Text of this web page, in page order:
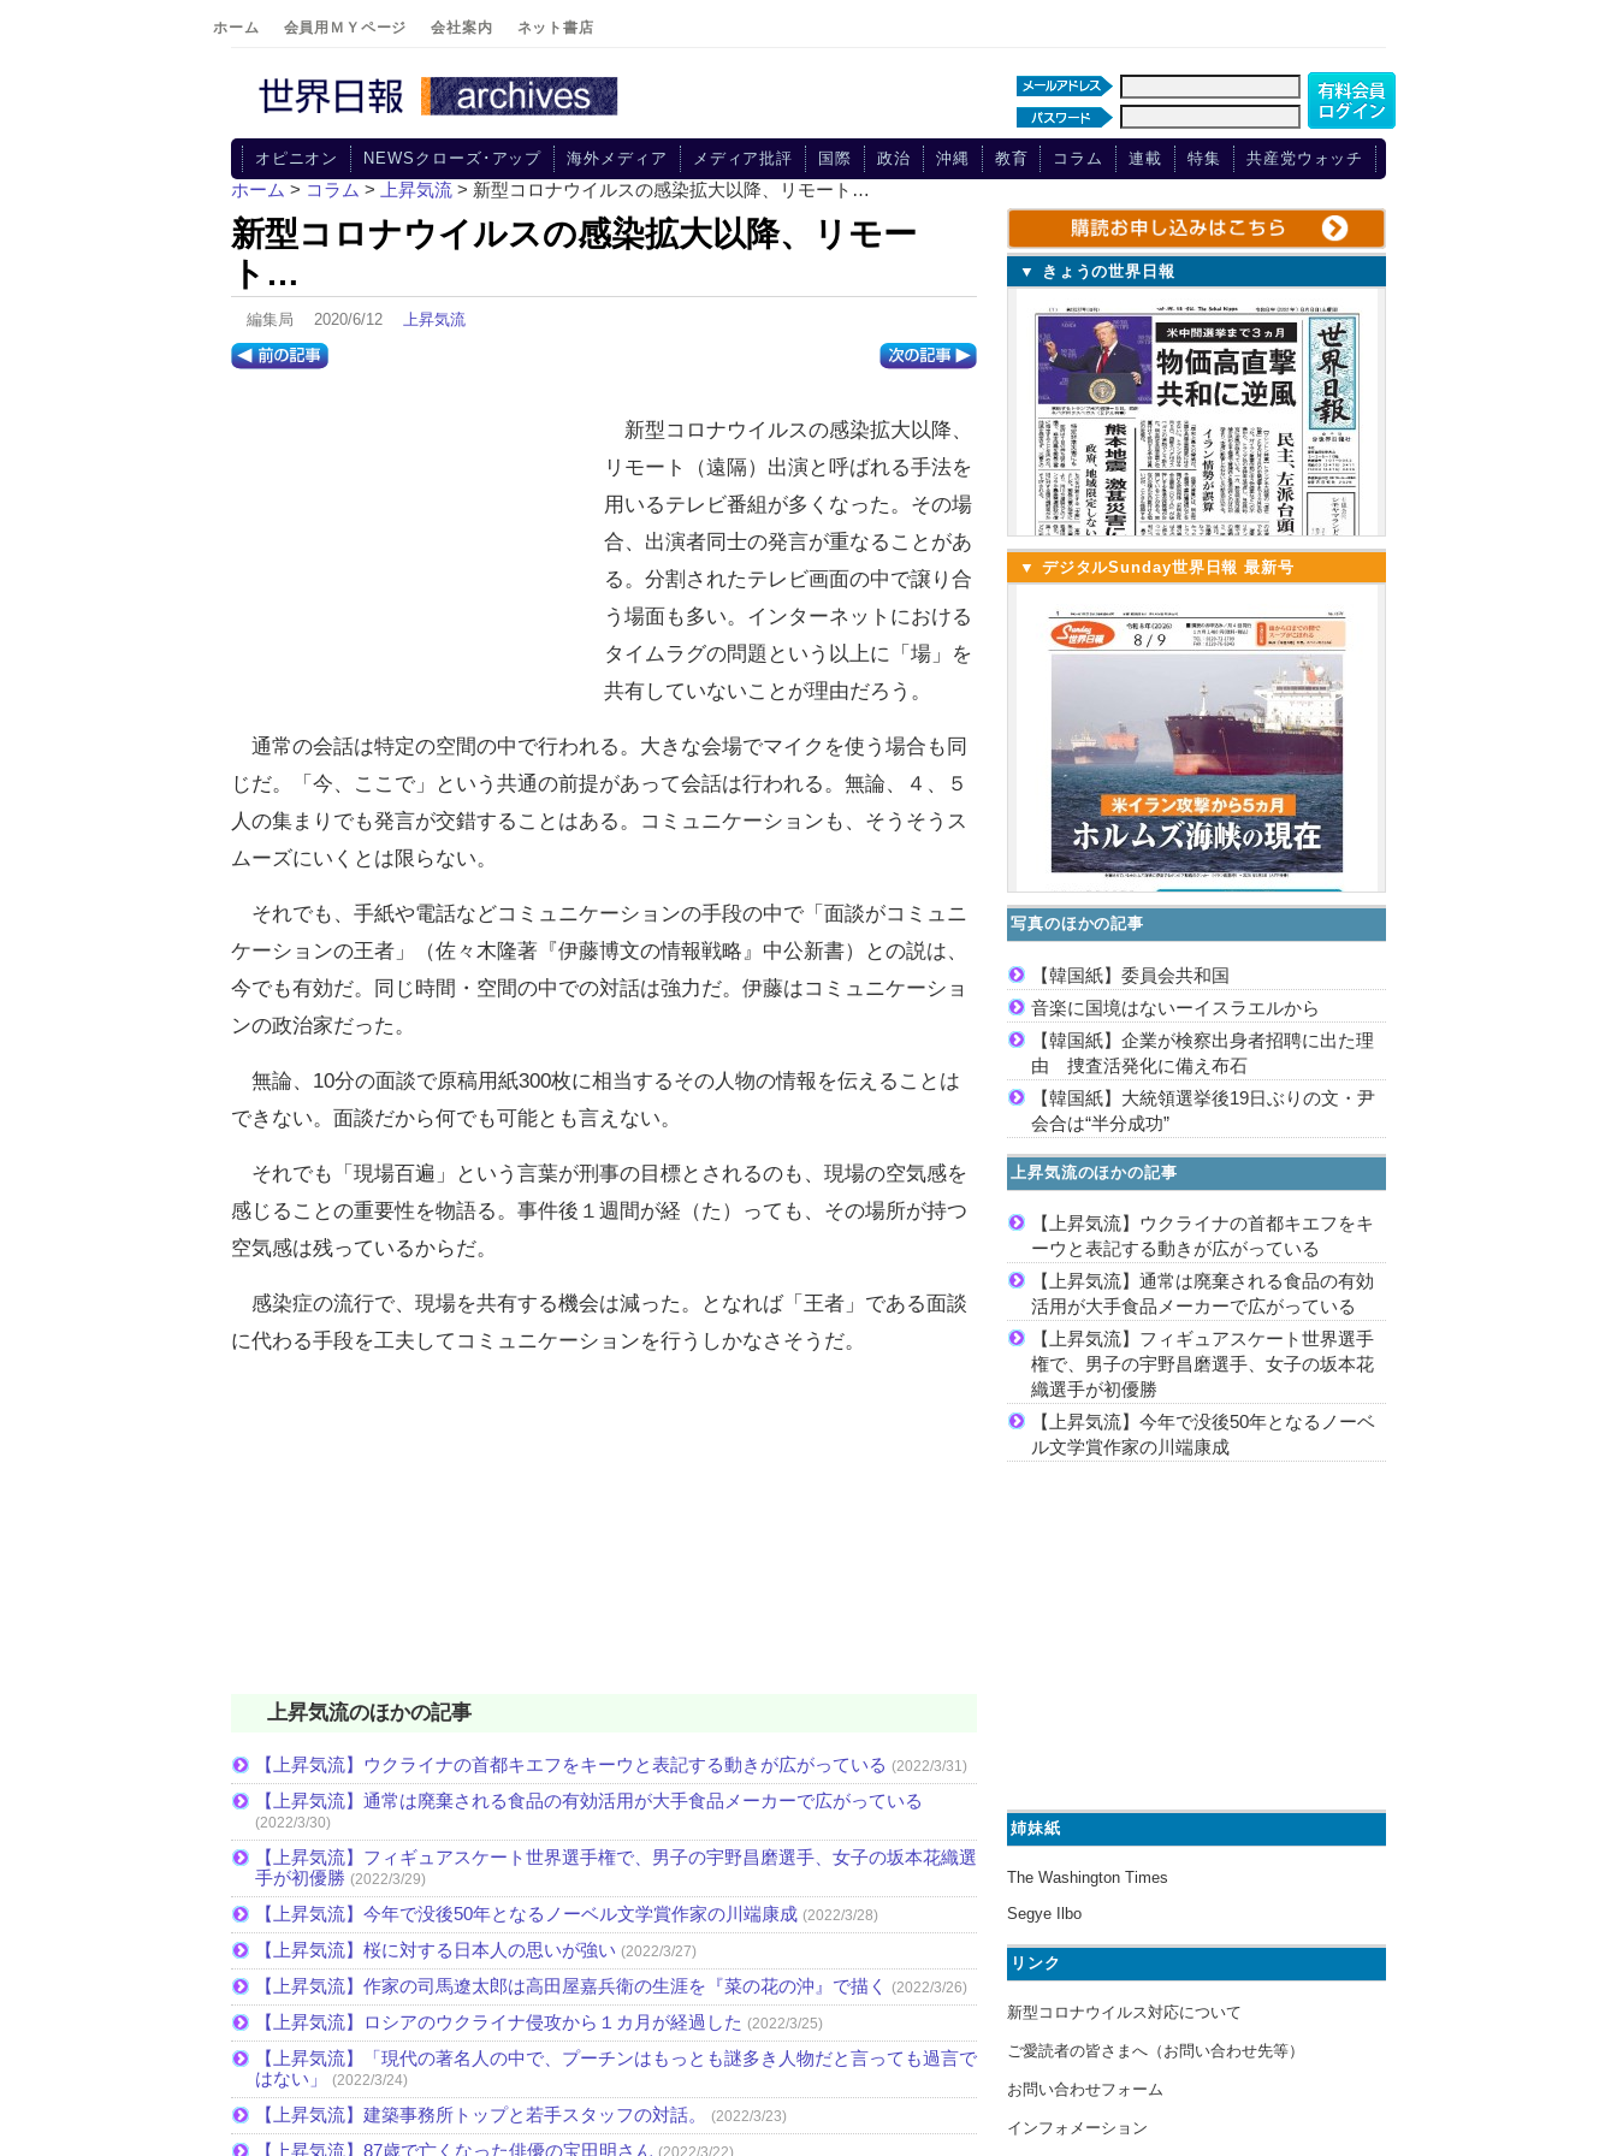
ホーム 会員用ＭＹページ 会社案内 ネット書店
オピニオン NEWSクローズ･アップ 海外メディア メディア批評 国際 政治 沖縄 教育 コラム 連載 特集 共産党ウォッチ
ホーム > コラム > 上昇気流 > 新型コロナウイルスの感染拡大以降、リモート…
新型コロナウイルスの感染拡大以降、リモー
ト…
編集局 2020/6/12 上昇気流
新型コロナウイルスの感染拡大以降、
リモート（遠隔）出演と呼ばれる手法を
用いるテレビ番組が多くなった。その場
合、出演者同士の発言が重なることがあ
る。分割されたテレビ画面の中で譲り合
う場面も多い。インターネットにおける
タイムラグの問題という以上に「場」を
共有していないことが理由だろう。
通常の会話は特定の空間の中で行われる。大きな会場でマイクを使う場合も同
じだ。「今、ここで」という共通の前提があって会話は行われる。無論、４、５
人の集まりでも発言が交錯することはある。コミュニケーションも、そうそうス
ムーズにいくとは限らない。
それでも、手紙や電話などコミュニケーションの手段の中で「面談がコミュニ
ケーションの王者」（佐々木隆著『伊藤博文の情報戦略』中公新書）との説は、
今でも有効だ。同じ時間・空間の中での対話は強力だ。伊藤はコミュニケーショ
ンの政治家だった。
無論、10分の面談で原稿用紙300枚に相当するその人物の情報を伝えることは
できない。面談だから何でも可能とも言えない。
それでも「現場百遍」という言葉が刑事の目標とされるのも、現場の空気感を
感じることの重要性を物語る。事件後１週間が経（た）っても、その場所が持つ
空気感は残っているからだ。
感染症の流行で、現場を共有する機会は減った。となれば「王者」である面談
に代わる手段を工夫してコミュニケーションを行うしかなさそうだ。
上昇気流のほかの記事
【上昇気流】ウクライナの首都キエフをキーウと表記する動きが広がっている (2022/3/31)
【上昇気流】通常は廃棄される食品の有効活用が大手食品メーカーで広がっている
(2022/3/30)
【上昇気流】フィギュアスケート世界選手権で、男子の宇野昌磨選手、女子の坂本花織選
手が初優勝 (2022/3/29)
【上昇気流】今年で没後50年となるノーベル文学賞作家の川端康成 (2022/3/28)
【上昇気流】桜に対する日本人の思いが強い (2022/3/27)
【上昇気流】作家の司馬遼太郎は高田屋嘉兵衛の生涯を『菜の花の沖』で描く (2022/3/26)
【上昇気流】ロシアのウクライナ侵攻から１カ月が経過した (2022/3/25)
【上昇気流】「現代の著名人の中で、プーチンはもっとも謎多き人物だと言っても過言で
はない」
(2022/3/24)
【上昇気流】建築事務所トップと若手スタッフの対話。 (2022/3/23)
【上昇気流】87歳で亡くなった俳優の宝田明さん (2022/3/22)
▼ きょうの世界日報
▼ デジタルSunday世界日報 最新号
写真のほかの記事
【韓国紙】委員会共和国
音楽に国境はないーイスラエルから
【韓国紙】企業が検察出身者招聘に出た理
由 捜査活発化に備え布石
【韓国紙】大統領選挙後19日ぶりの文・尹
会合は“半分成功”
上昇気流のほかの記事
【上昇気流】ウクライナの首都キエフをキ
ーウと表記する動きが広がっている
【上昇気流】通常は廃棄される食品の有効
活用が大手食品メーカーで広がっている
【上昇気流】フィギュアスケート世界選手
権で、男子の宇野昌磨選手、女子の坂本花
織選手が初優勝
【上昇気流】今年で没後50年となるノーベ
ル文学賞作家の川端康成
姉妹紙
The Washington Times
Segye Ilbo
リンク
新型コロナウイルス対応について
ご愛読者の皆さまへ（お問い合わせ先等）
お問い合わせフォーム
インフォメーション